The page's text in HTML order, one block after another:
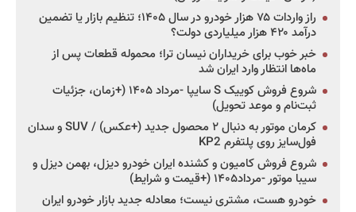
راز واردات ۷۵ هزار خودرو در سال ۱۴۰۵؛ تنظیم بازار یا تضمین
درآمد ۴۲۰ هزار میلیاردی دولت؟
خبر خوب برای خریداران نیسان ترا؛ محموله قطعات پس از
ماه‌ها انتظار وارد ایران شد
شروع فروش کوییک S سایپا -مرداد ۱۴۰۵ (+زمان، جزئیات
ثبت‌نام و موعد تحویل)
کرمان موتور به دنبال ۲ محصول جدید (+عکس) / SUV و سدان
فول‌سایز روی پلتفرم KP2
شروع فروش کامیون و کشنده ایران خودرو دیزل، بهمن دیزل و
سیبا موتور -مرداد۱۴۰۵ (+قیمت و شرایط)
خودرو هست، مشتری نیست؛ معادله جدید بازار خودرو ایران